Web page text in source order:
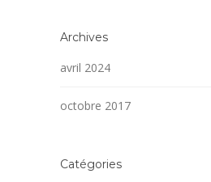
Archives
avril 2024
octobre 2017
Catégories